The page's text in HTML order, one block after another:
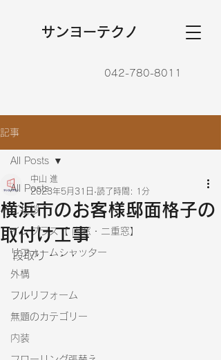
​サンヨーテクノ
042-780-8011
記事
All Posts
ご挨拶
インプラス【 内窓・二重窓】
リフォームシャッター
外構
フルリフォーム
無題のカテゴリー
内装
All Posts
横浜市のお客様邸面格子の
取付け工事
中山 進
2023年5月31日 読了時間: 1分
段取り・・・